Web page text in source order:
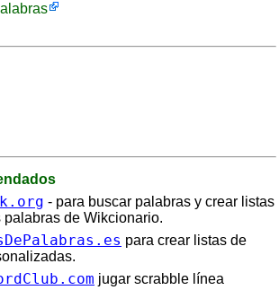
- para buscar palabras y crear listas
palabras de Wikcionario.
para crear listas de
jugar scrabble línea